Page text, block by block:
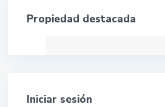
Propiedad destacada
Iniciar sesión